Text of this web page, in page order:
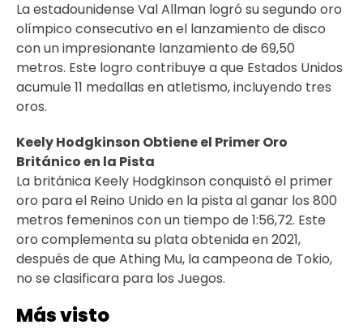
La estadounidense Val Allman logró su segundo oro
olímpico consecutivo en el lanzamiento de disco
con un impresionante lanzamiento de 69,50
metros. Este logro contribuye a que Estados Unidos
acumule 11 medallas en atletismo, incluyendo tres
oros.
Keely Hodgkinson Obtiene el Primer Oro
Británico en la Pista
La británica Keely Hodgkinson conquistó el primer
oro para el Reino Unido en la pista al ganar los 800
metros femeninos con un tiempo de 1:56,72. Este
oro complementa su plata obtenida en 2021,
después de que Athing Mu, la campeona de Tokio,
no se clasificara para los Juegos.
Más visto